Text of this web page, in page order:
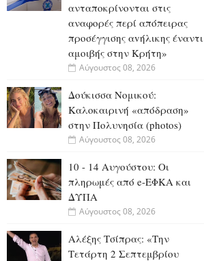
ανταποκρίνονται στις
αναφορές περί απόπειρας
προσέγγισης αvήλικης έναντι
αμοιβής στην Κρήτη»
Αύγουστος 08, 2026
Δούκισσα Νομικού:
Καλοκαιρινή «απόδραση»
στην Πολυνησία (photos)
Αύγουστος 08, 2026
10 - 14 Αυγούστου: Οι
πληρωμές από e-ΕΦΚΑ και
ΔΥΠΑ
Αύγουστος 08, 2026
Αλέξης Τσίπρας: «Την
Τετάρτη 2 Σεπτεμβρίου